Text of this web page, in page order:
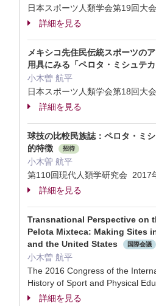
日本スポーツ人類学会第19回大
詳細を見る
メキシコ先住民伝統スポーツの
用具にみる「ペロタ・ミシュテ
小木曽 航平
日本スポーツ人類学会第18回大
詳細を見る
球技の比較民族誌：ペロタ・ミ
的特徴
招待
小木曽 航平
第110回現代人類学研究会 2017
詳細を見る
Transnational Perspective on
Pelota Mixteca: Making Sites
and the United States
国際会議
小木曽 航平
The 2016 Congress of the
History of Sport and Physical
詳細を見る